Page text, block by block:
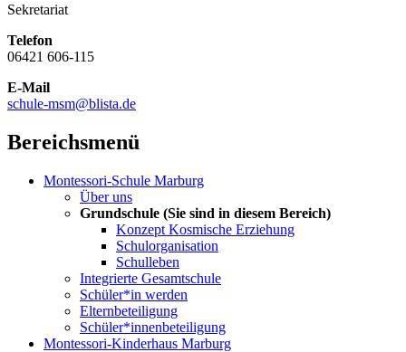
Sekretariat
Telefon
06421 606-115
E-Mail
schule-msm@blista.de
Bereichsmenü
Montessori-Schule Marburg
Über uns
Grundschule (Sie sind in diesem Bereich)
Konzept Kosmische Erziehung
Schulorganisation
Schulleben
Integrierte Gesamtschule
Schüler*in werden
Elternbeteiligung
Schüler*innenbeteiligung
Montessori-Kinderhaus Marburg